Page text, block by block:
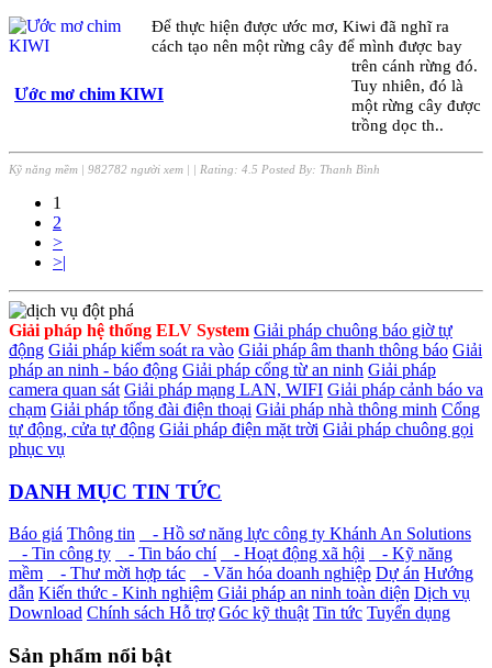
Ước mơ chim KIWI
Để thực hiện được ước mơ, Kiwi đã nghĩ ra
cách tạo nên một rừng cây để mình được bay
trên cánh rừng đó.
Tuy nhiên, đó là
một rừng cây được
trồng dọc th..
Kỹ năng mềm | 982782 người xem | | Rating: 4.5 Posted By: Thanh Bình
1
2
>
>|
Giải pháp hệ thống ELV System Giải pháp chuông báo giờ tự
động Giải pháp kiểm soát ra vào Giải pháp âm thanh thông báo Giải
pháp an ninh - báo động Giải pháp cổng từ an ninh Giải pháp
camera quan sát Giải pháp mạng LAN, WIFI Giải pháp cảnh báo va
chạm Giải pháp tổng đài điện thoại Giải pháp nhà thông minh Cổng
tự động, cửa tự động Giải pháp điện mặt trời Giải pháp chuông gọi
phục vụ
DANH MỤC TIN TỨC
Báo giá Thông tin
- Hồ sơ năng lực công ty Khánh An Solutions
- Tin công ty
- Tin báo chí - Hoạt động xã hội
- Kỹ năng
mềm
- Thư mời hợp tác - Văn hóa doanh nghiệp Dự án Hướng
dẫn Kiến thức - Kinh nghiệm Giải pháp an ninh toàn diện Dịch vụ
Download Chính sách Hỗ trợ Góc kỹ thuật Tin tức Tuyển dụng
Sản phẩm nổi bật